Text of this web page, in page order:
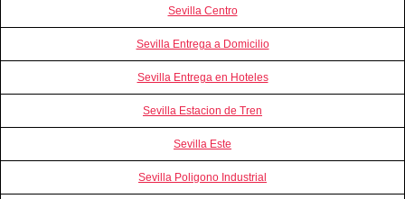
Sevilla Centro
Sevilla Entrega a Domicilio
Sevilla Entrega en Hoteles
Sevilla Estacion de Tren
Sevilla Este
Sevilla Poligono Industrial